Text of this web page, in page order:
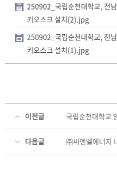
250902_국립순천대학교, 전
키오스크 설치(2).jpg
250902_국립순천대학교, 전
키오스크 설치(1).jpg
이전글 국립순천대학교 양철주 교수 연구
다음글 ㈜씨엔엘에너지 나일채 대